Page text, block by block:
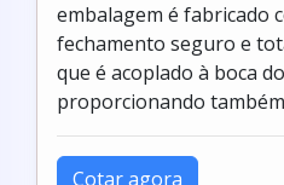
embalagem é fabricado
fechamento seguro e
que é acoplado à boca
proporcionando
Cotar agora